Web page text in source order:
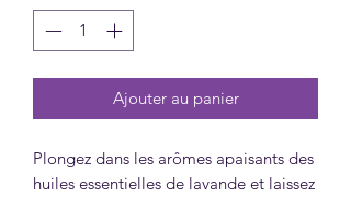
Ajouter au panier
Plongez dans les arômes apaisants des
huiles essentielles de lavande et laissez